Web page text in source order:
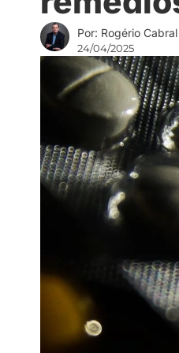
Por: Rogério Cabral
24/04/2025